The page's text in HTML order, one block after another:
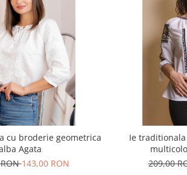
cu broderie geometrica
Agata
143,00 RON
Ie
209,00